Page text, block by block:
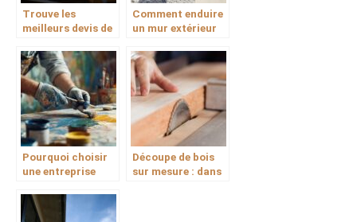
Trouve les
meilleurs devis de
soutènement pour
vos projets : Guide
comparatif des
matériaux
Comment enduire
un mur extérieur
se ruiner :
comparatif des
coûts des
matériaux
Pourquoi choisir
une entreprise
peinture pour vos
travaux à
Découpe de bois
sur mesure : dans